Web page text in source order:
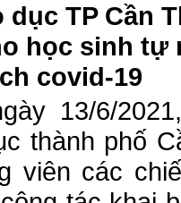
dục TP Cần
học sinh tự
covid-19
13/6/
thành phố
viên các